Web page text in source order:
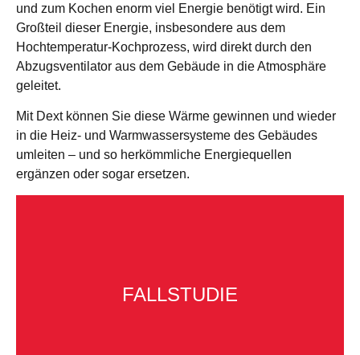
und zum Kochen enorm viel Energie benötigt wird. Ein
Großteil dieser Energie, insbesondere aus dem
Hochtemperatur-Kochprozess, wird direkt durch den
Abzugsventilator aus dem Gebäude in die Atmosphäre
geleitet.
Mit Dext können Sie diese Wärme gewinnen und wieder
in die Heiz- und Warmwassersysteme des Gebäudes
umleiten – und so herkömmliche Energiequellen
ergänzen oder sogar ersetzen.
FALLSTUDIE